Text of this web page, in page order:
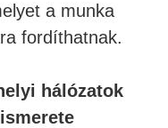
a munka
fordíthatnak.
hálózatok